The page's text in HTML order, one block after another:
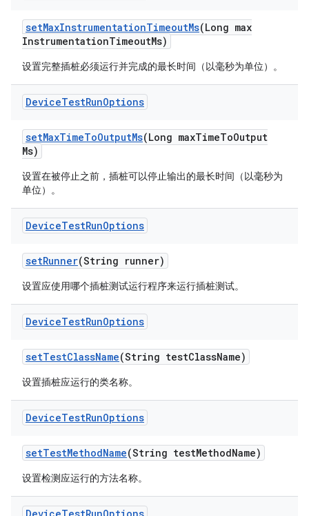
setMaxInstrumentationTimeoutMs(Long max
InstrumentationTimeoutMs)
设置完整插桩必须运行并完成的最长时间（以毫秒为单位）。
DeviceTestRunOptions
setMaxTimeToOutputMs(Long maxTimeToOutput
Ms)
设置在被停止之前，插桩可以停止输出的最长时间（以毫秒为
单位）。
DeviceTestRunOptions
setRunner(String runner)
设置应使用哪个插桩测试运行程序来运行插桩测试。
DeviceTestRunOptions
setTestClassName(String testClassName)
设置插桩应运行的类名称。
DeviceTestRunOptions
setTestMethodName(String testMethodName)
设置检测应运行的方法名称。